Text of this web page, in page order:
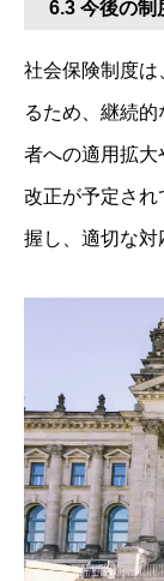
6.3 今後の制
社会保険制度は
るため、継続
者への適用拡
改正が予定さ
握し、適切な対